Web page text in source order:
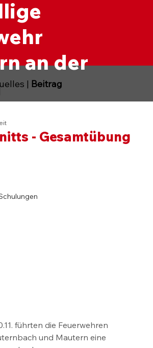
an der
- Gesamtübung
führten die Feuerwehren
und Mautern eine
| Beitrag